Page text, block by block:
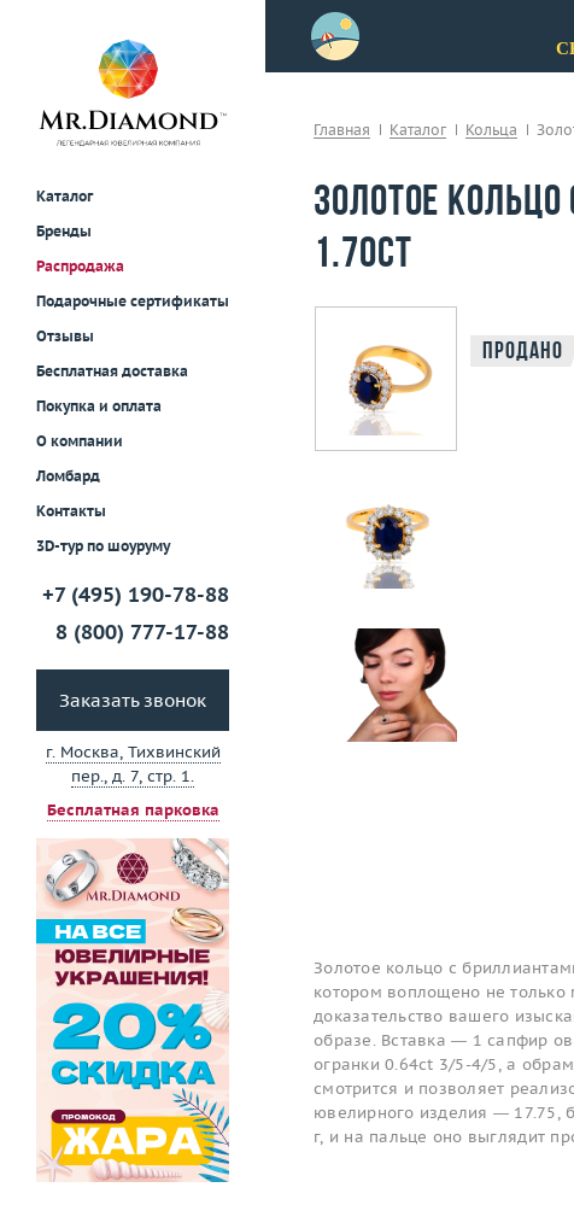
Каталог
Бренды
Распродажа
Подарочные сертификаты
Отзывы
Бесплатная доставка
Покупка и оплата
О компании
Ломбард
Контакты
3D-тур по шоуруму
+7 (495) 190-78-88
8 (800) 777-17-88
Заказать звонок
г. Москва, Тихвинский
пер., д. 7, стр. 1.
Бесплатная парковка
примерки!
Главная Каталог Кольца
Золотое
1.70ct
Продано
Золотое кольцо с
котором воплощено не только
доказательство вашего
образе. Вставка — 1 сапфир
огранки 0.64ct 3/5-4/5, а
смотрится и позволяет
ювелирного изделия — 17.75,
г, и на пальце оно выглядит